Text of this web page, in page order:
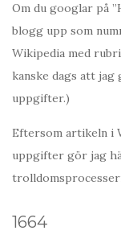
Om du googlar på
blogg upp som
Wikipedia med
kanske dags att
uppgifter.)
Eftersom artikeln i
uppgifter gör jag
1664